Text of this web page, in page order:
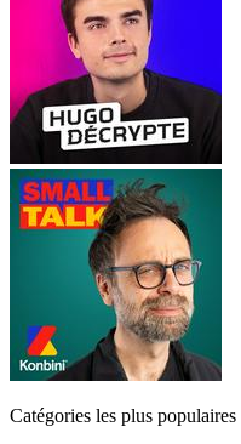
Catégories les plus populaires